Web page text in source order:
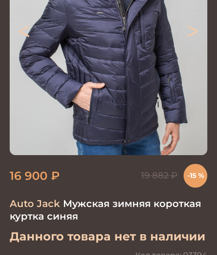
< >
Auto Jack Мужская зимняя короткая
куртка синяя
Данного товара нет в наличии
16 900 ₽ 19 882₽ -15 %